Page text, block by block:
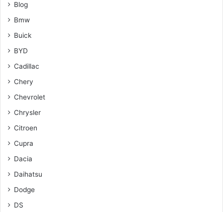
Blog
Bmw
Buick
BYD
Cadillac
Chery
Chevrolet
Chrysler
Citroen
Cupra
Dacia
Daihatsu
Dodge
DS